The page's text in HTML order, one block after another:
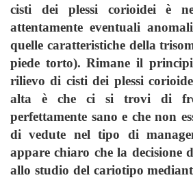
cisti dei plessi corioidei è
attentamente eventuali
quelle caratteristiche della
piede torto). Rimane il
rilievo di cisti dei plessi
alta è che ci si trovi di
perfettamente sano e che non
di vedute nel tipo di
appare chiaro che la decisione
allo studio del cariotipo